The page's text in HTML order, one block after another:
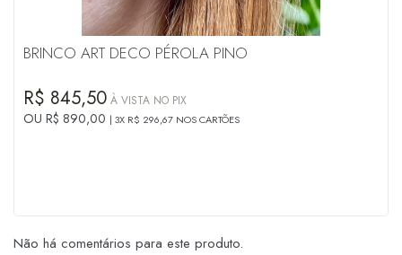
BRINCO ART DECO PÉROLA PINO
R$ 845,50 À VISTA NO PIX
OU R$ 890,00 3X R$ 296,67 NOS CARTÕES
Não há comentários para este produto.